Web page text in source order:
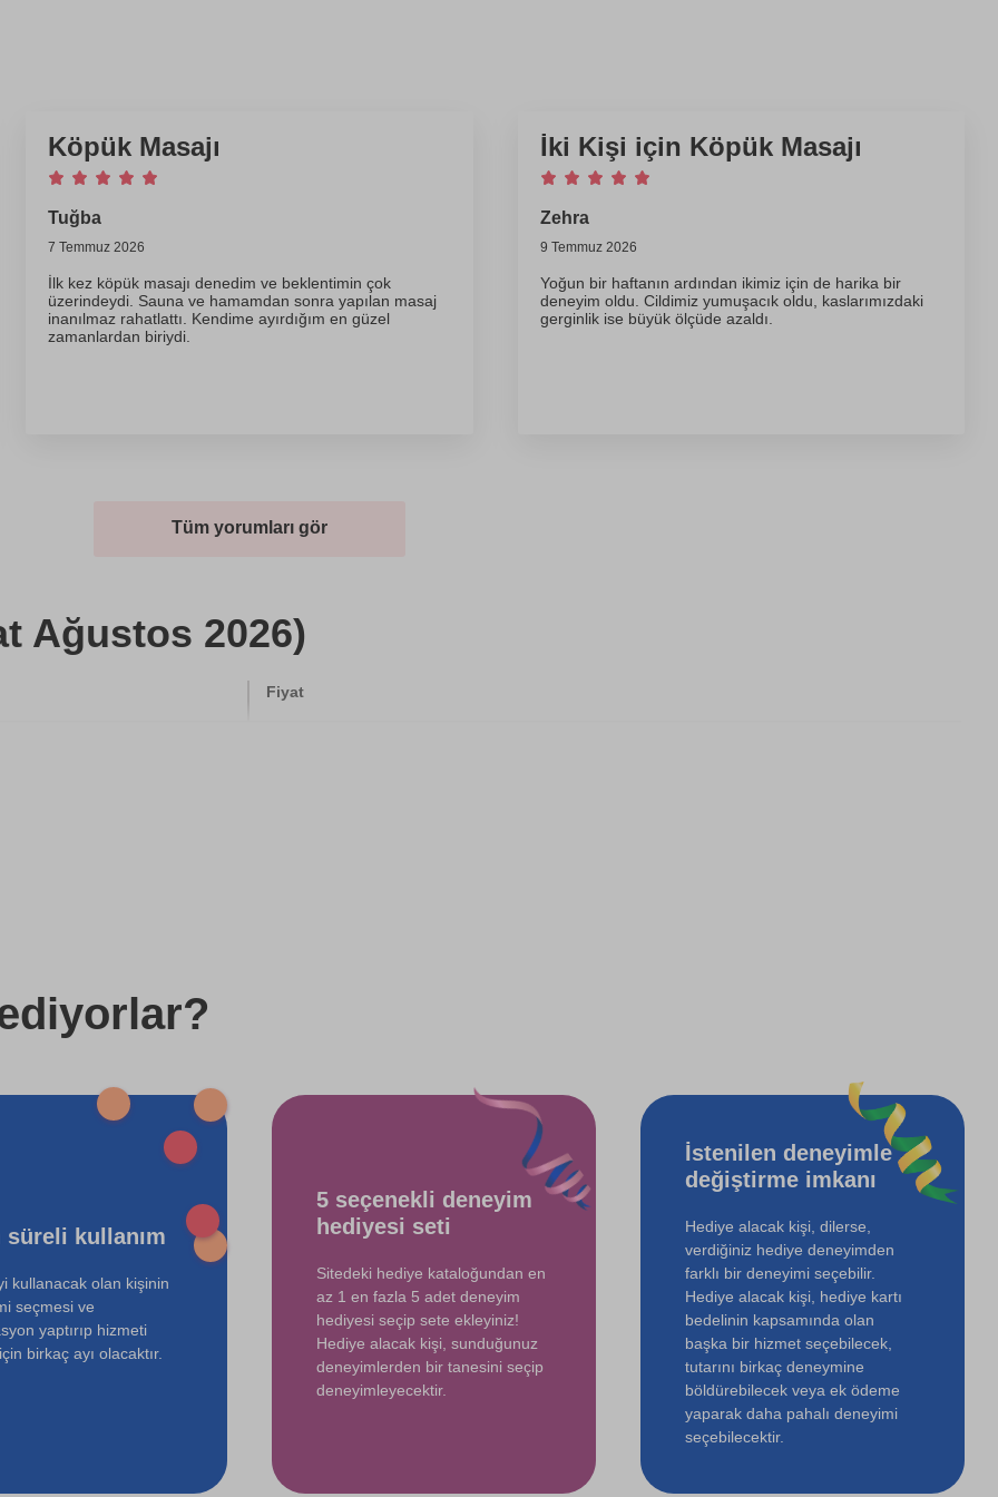
Köpük Masajı
Tuğba
7 Temmuz 2026
İlk kez köpük masajı denedim ve beklentimin çok
üzerindeydi. Sauna ve hamamdan sonra yapılan masaj
inanılmaz rahatlattı. Kendime ayırdığım en güzel
zamanlardan biriydi.
İki Kişi için Köpük Masajı
Zehra
9 Temmuz 2026
Yoğun bir haftanın ardından ikimiz için de harika bir
deneyim oldu. Cildimiz yumuşacık oldu, kaslarımızdaki
gerginlik ise büyük ölçüde azaldı.
Tüm yorumları gör
Ağustos 2026)
Fiyat
süreli kullanım
kullanacak olan kişinin
seçmesi ve
yaptırıp hizmeti
birkaç ayı olacaktır.
5 seçenekli deneyim
hediyesi seti
Sitedeki hediye kataloğundan en
az 1 en fazla 5 adet deneyim
hediyesi seçip sete ekleyiniz!
Hediye alacak kişi, sunduğunuz
deneyimlerden bir tanesini seçip
deneyimleyecektir.
İstenilen deneyimle
değiştirme imkanı
Hediye alacak kişi, dilerse,
verdiğiniz hediye deneyimden
farklı bir deneyimi seçebilir.
Hediye alacak kişi, hediye kartı
bedelinin kapsamında olan
başka bir hizmet seçebilecek,
tutarını birkaç deneymine
böldürebilecek veya ek ödeme
yaparak daha pahalı deneyimi
seçebilecektir.